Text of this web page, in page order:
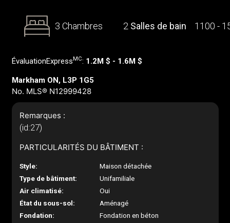
3 Chambres 2 Salles de bain 1100 -
ÉvaluationExpress MC: 1.2M $ - 1.6M $
Markham ON, L3P 1G5
No. MLS® N12999428
Remarques :
(id:27)
PARTICULARITÉS DU BÂTIMENT :
Style:
Maison détachée
Type de bâtiment:
Unifamiliale
Air climatisé:
Oui
État du sous-sol:
Aménagé
Fondation:
Fondation en béton